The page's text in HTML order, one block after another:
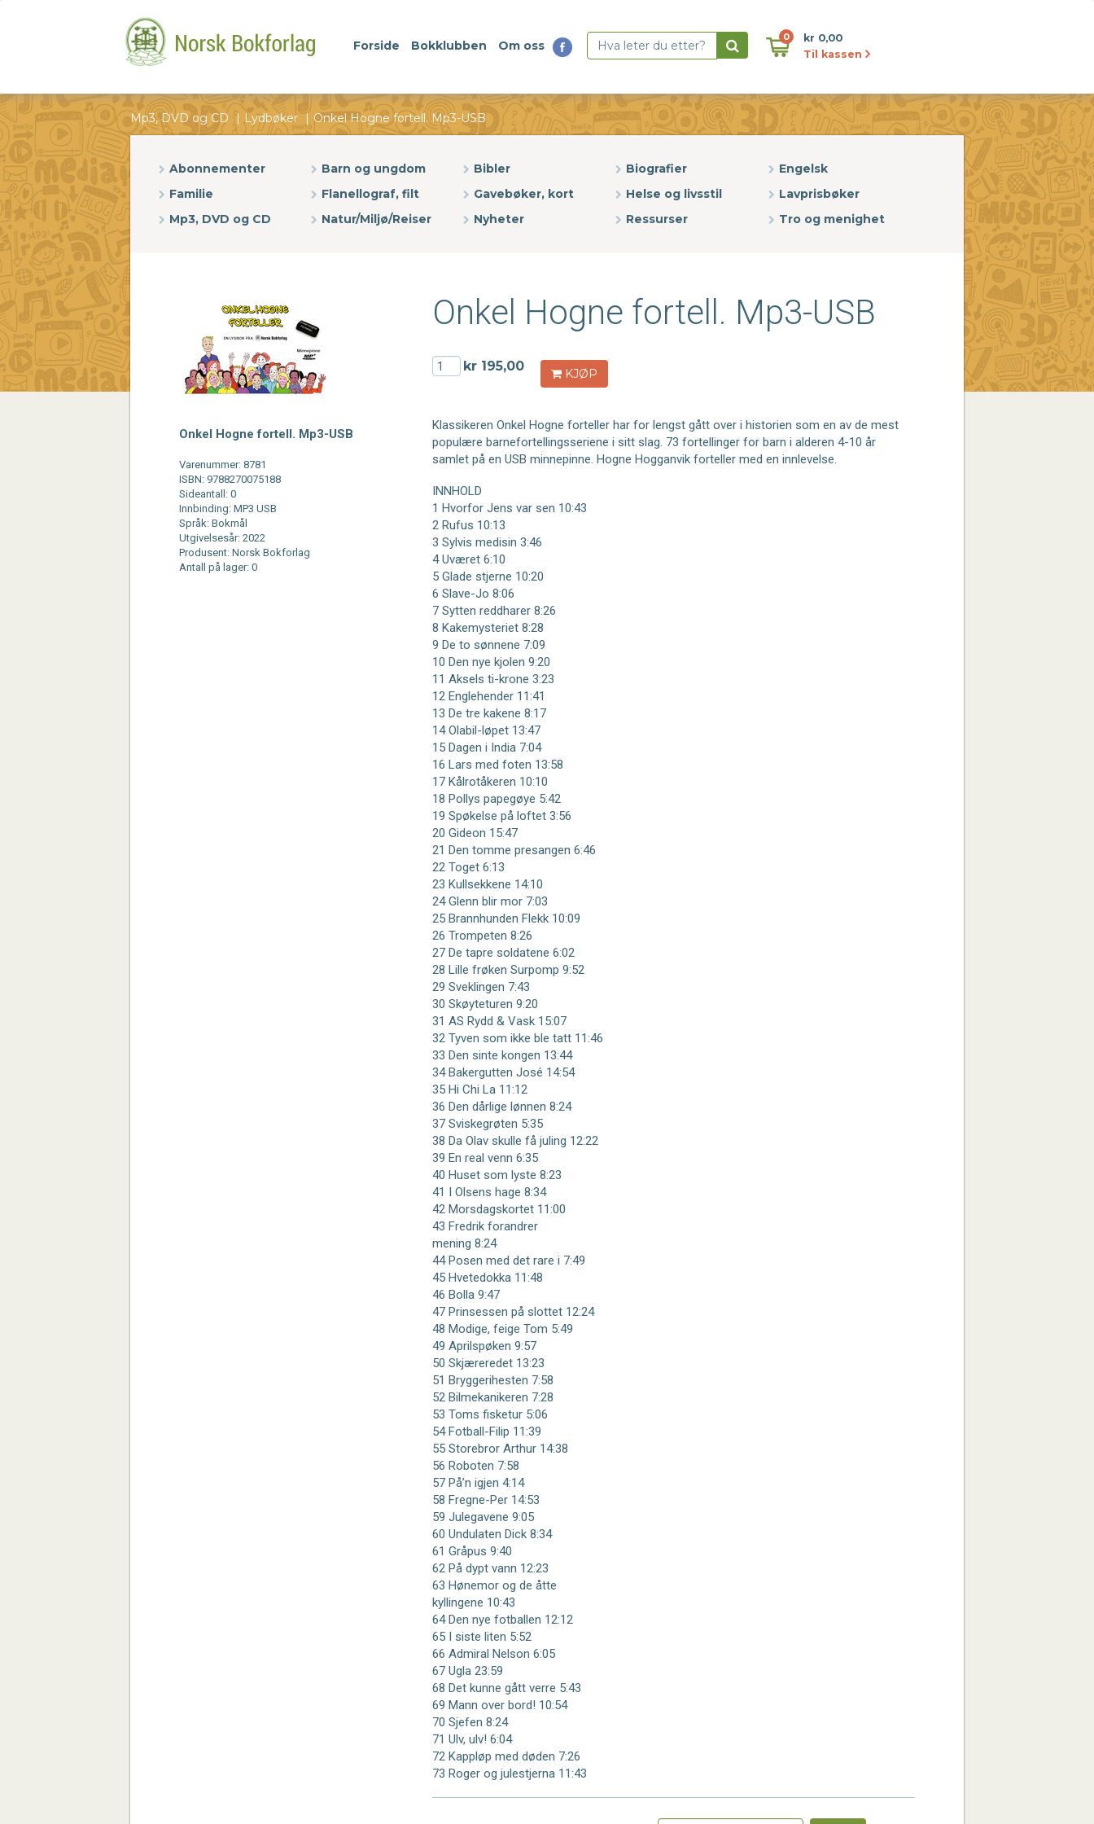
Forside Bokklubben Om oss
0
kr 0,00
Til kassen
Mp3, DVD og CD Lydbøker Onkel Hogne fortell. Mp3-USB
Abonnementer Barn og ungdom Bibler Biografier
Engelsk
Familie
Flanellograf, filt Gavebøker, kort Helse og livsstil
Lavprisbøker
Mp3, DVD og CD
Natur/Miljø/Reiser Nyheter Ressurser Tro og menighet
Onkel Hogne fortell. Mp3-USB
Varenummer: 8781
ISBN: 9788270075188
Sideantall: 0
Innbinding: MP3 USB
Språk: Bokmål
Utgivelsesår: 2022
Produsent: Norsk Bokforlag
Antall på lager: 0
Onkel Hogne fortell. Mp3-USB
kr 195,00
KJØP
Klassikeren Onkel Hogne forteller har for lengst gått over i historien som en av de mest
populære barnefortellingsseriene i sitt slag. 73 fortellinger for barn i alderen 4-10 år
samlet på en USB minnepinne. Hogne Hogganvik forteller med en innlevelse.
INNHOLD
1 Hvorfor Jens var sen 10:43
2 Rufus 10:13
3 Sylvis medisin 3:46
4 Uværet 6:10
5 Glade stjerne 10:20
6 Slave-Jo 8:06
7 Sytten reddharer 8:26
8 Kakemysteriet 8:28
9 De to sønnene 7:09
10 Den nye kjolen 9:20
11 Aksels ti-krone 3:23
12 Englehender 11:41
13 De tre kakene 8:17
14 Olabil-løpet 13:47
15 Dagen i India 7:04
16 Lars med foten 13:58
17 Kålrotåkeren 10:10
18 Pollys papegøye 5:42
19 Spøkelse på loftet 3:56
20 Gideon 15:47
21 Den tomme presangen 6:46
22 Toget 6:13
23 Kullsekkene 14:10
24 Glenn blir mor 7:03
25 Brannhunden Flekk 10:09
26 Trompeten 8:26
27 De tapre soldatene 6:02
28 Lille frøken Surpomp 9:52
29 Sveklingen 7:43
30 Skøyteturen 9:20
31 AS Rydd & Vask 15:07
32 Tyven som ikke ble tatt 11:46
33 Den sinte kongen 13:44
34 Bakergutten José 14:54
35 Hi Chi La 11:12
36 Den dårlige lønnen 8:24
37 Sviskegrøten 5:35
38 Da Olav skulle få juling 12:22
39 En real venn 6:35
40 Huset som lyste 8:23
41 I Olsens hage 8:34
42 Morsdagskortet 11:00
43 Fredrik forandrer
mening 8:24
44 Posen med det rare i 7:49
45 Hvetedokka 11:48
46 Bolla 9:47
47 Prinsessen på slottet 12:24
48 Modige, feige Tom 5:49
49 Aprilspøken 9:57
50 Skjæreredet 13:23
51 Bryggerihesten 7:58
52 Bilmekanikeren 7:28
53 Toms fisketur 5:06
54 Fotball-Filip 11:39
55 Storebror Arthur 14:38
56 Roboten 7:58
57 På’n igjen 4:14
58 Fregne-Per 14:53
59 Julegavene 9:05
60 Undulaten Dick 8:34
61 Gråpus 9:40
62 På dypt vann 12:23
63 Hønemor og de åtte
kyllingene 10:43
64 Den nye fotballen 12:12
65 I siste liten 5:52
66 Admiral Nelson 6:05
67 Ugla 23:59
68 Det kunne gått verre 5:43
69 Mann over bord! 10:54
70 Sjefen 8:24
71 Ulv, ulv! 6:04
72 Kappløp med døden 7:26
73 Roger og julestjerna 11:43